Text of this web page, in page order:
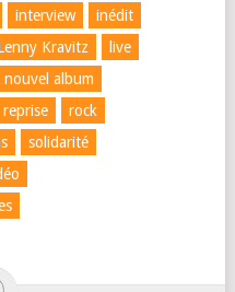
interview
inédit
Kravitz
live
nouvel album
reprise
rock
solidarité